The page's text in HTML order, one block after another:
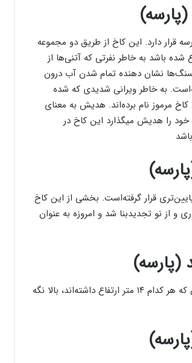
دارد. این کاخ از طریق دو مجموعه
باشد به خاطر نفرتی که آتنی‌ها از
نشان دهنده تمام شدن آب درون
کوچکی بوده ۶*۶ ستون قرار داشته‌است. به خاطر ویرانی شدیدی که شده
مرموز نام برده‌اند. هدیش به معنای
را هدیش میگذارد این کاخ در
قرار گرفته‌است. بخشی از این کاخ
و از نو تجدیدبنا شد و امروزه به عنوان
وسعت این کاخ در حدود ۴۶۰۰۰ مترمربع است و سقف آن به‌وسیلهٔ صد ستون که هر کدام ۱۴ متر ارتفاع داشته‌اند، بالا نگه